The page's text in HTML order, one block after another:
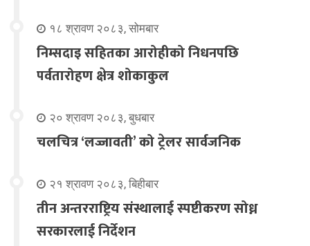
१८ श्रावण २०८३, सोमबार
निम्सदाइ सहितका आरोहीको निधनपछि
पर्वतारोहण क्षेत्र शोकाकुल
२० श्रावण २०८३, बुधबार
चलचित्र ‘लज्जावती’ को ट्रेलर सार्वजनिक
२१ श्रावण २०८३, बिहीबार
तीन अन्तरराष्ट्रिय संस्थालाई स्पष्टीकरण सोध्न
सरकारलाई निर्देशन